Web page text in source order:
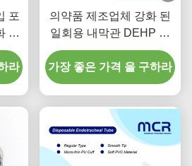
포
된
라
의약품 제조업체 강화 된
일회용 내막관 DEHP 없
는
가장 좋은 가격 을 구하라